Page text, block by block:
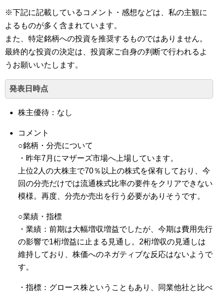
※下記に記載しているコメント・感想などは、私の主観に
よるものが多く含まれています。
また、特定銘柄への投資を推奨するものではありません。
最終的な投資の決定は、投資家ご自身の判断で行われるよ
うお願いいたします。
発表日時点
株主優待：なし
コメント
○銘柄・分売について
・昨年7月にマザーズ市場へ上場しています。
上位2人の大株主で70％以上の株式を保有しており、今
回の分売だけでは流通株式比率の要件をクリアできない
模様。再度、分売か売出を行う必要がありそうです。
○業績・指標
・業績：前期は大幅増収増益でしたが、今期は費用先行
の影響で1桁増益に止まる見通し。2桁増収の見通しは
維持しており、株価へのネガティブな反応はないようで
す。
・指標：グロース株ということもあり、同業他社と比べ